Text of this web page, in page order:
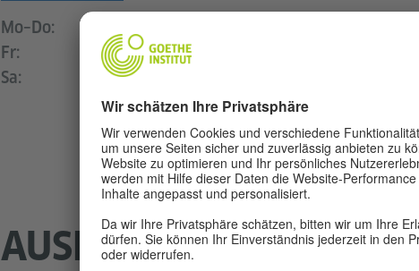
Mo–Do:
Fr:
Sa:
AUSLEIHBEDINGUNGEN